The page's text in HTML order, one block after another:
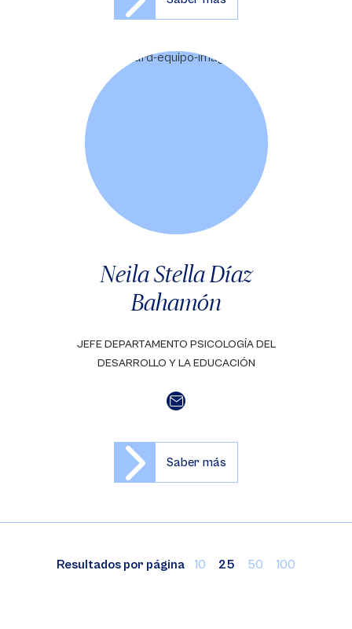
Neila Stella Díaz
Bahamón
JEFE DEPARTAMENTO PSICOLOGÍA DEL
DESARROLLO Y LA EDUCACIÓN
Saber más
Resultados por página 10 25 50 100